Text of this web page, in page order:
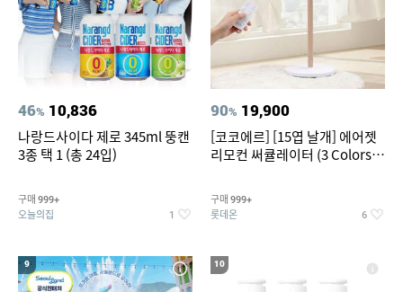
46% 10,836
나랑드사이다 제로 345ml 뚱캔
3종 택 1 (총 24입)
구매 999+
오늘의집 1
90% 19,900
[코코에르] [15엽 날개] 에어젯
리모컨 써큘레이터 (3 Colors
구매 999+
롯데온 6
9 10